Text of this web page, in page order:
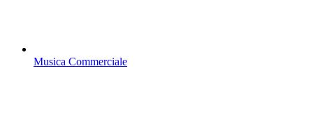
Musica Commerciale